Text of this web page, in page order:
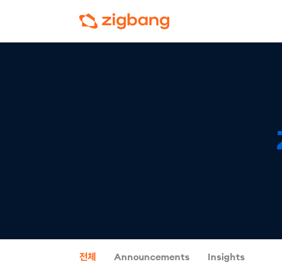
전체 Announcements Insights